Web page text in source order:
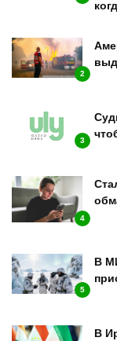
2
3
4
5
В
В